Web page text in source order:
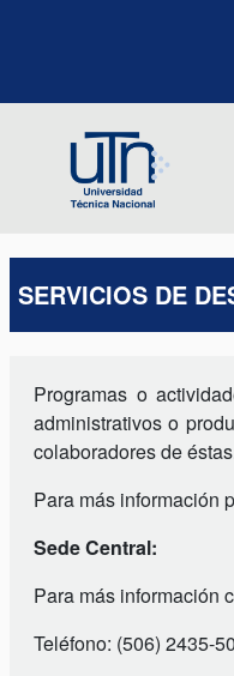
SERVICIOS DE
Programas o
administrativos o
colaboradores de
Para más información
Sede Central:
Para más información
Teléfono: (506) 2435-